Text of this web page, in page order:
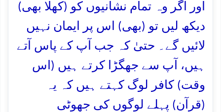
اور اگر وہ تمام نشانیوں کو (کھلا بھی)
دیکھ لیں تو (بھی) اس پر ایمان نہیں
لائیں گے۔ حتیٰ کہ جب آپ کے پاس آتے
ہیں، آپ سے جھگڑا کرتے ہیں (اس
وقت) کافر لوگ کہتے ہیں کہ یہ
(قرآن) پہلے لوگوں کی جھوٹی